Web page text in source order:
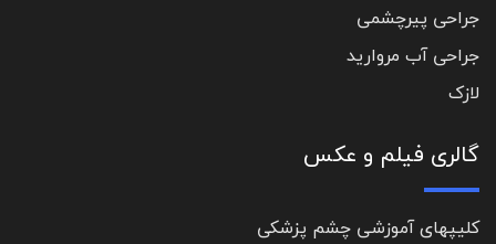
جراحی پیرچشمی
جراحی آب مروارید
لازک
گالری فیلم و عکس
کلیپهای آموزشی چشم پزشکی